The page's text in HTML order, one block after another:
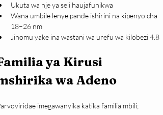
Ukuta wa nje ya seli haujafunikwa
Wana umbile lenye pande ishirini na kipenyo cha
18–26 nm
Jinomu yake ina wastani wa urefu wa kilobezi 4.8
ya Kirusi
wa Adeno
imegawanyika katika familia mbili;